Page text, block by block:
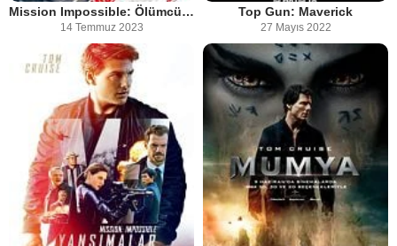
Mission Impossible: Ölümcül Hesaplaşma Birinci Bölüm
14 Temmuz 2023
Top Gun: Maverick
27 Mayıs 2022